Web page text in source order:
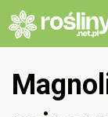
Przejdź
do